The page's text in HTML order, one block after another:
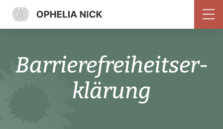
Bar­rie­re­frei­heits­er­
klä­rung